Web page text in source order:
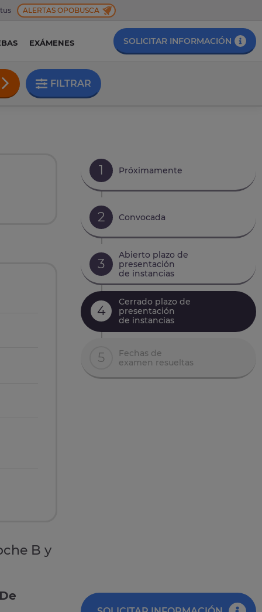
ALERTAS OPOBUSCA
EXÁMENES SOLICITAR INFORMACIÓN
FILTRAR
B y
1 Próximamente
2 Convocada
3
Abierto plazo de
presentación
de instancias
4
Cerrado plazo de
presentación
de instancias
5
Fechas de
examen resueltas